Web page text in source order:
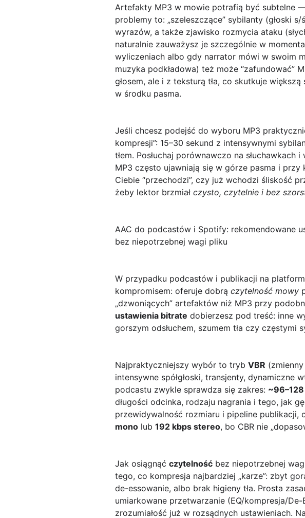
Artefakty MP3 w mowie potrafią być subtelne
problemy to: „szeleszczące” sybilanty (głoski
wyrazów, a także zjawisko rozmycia ataku
naturalnie zauważysz je szczególnie w
wyliczeniach albo gdy narrator mówi w swoim
muzyka podkładowa) też może
głosem, ale i z teksturą tła, co skutkuje
w środku pasma.
Jeśli chcesz podejść do wyboru MP3
kompresji”: 15–30 sekund z intensywnymi
tłem. Posłuchaj porównawczo na
MP3 często ujawniają się w górze pasma i
Ciebie “przechodzi”, czy już wchodzi śliskość
żeby lektor brzmiał czysto, czytelnie i bez
AAC do podcastów i Spotify: rekomendowane
bez niepotrzebnej wagi pliku
W przypadku podcastów i publikacji na
kompromisem: oferuje dobrą czytelność mowy
„dzwoniących” artefaktów niż MP3 przy
ustawienia bitrate dobierzesz pod treść: inne
gorszym odsłuchem, szumem tła czy częstymi
Najpraktyczniejszy wybór to tryb VBR
intensywne spółgłoski, transjenty, dynamiczne
podcastu zwykle sprawdza się zakres:
długości odcinka, rodzaju nagrania i tego, jak
przewidywalność rozmiaru i pipeline
mono lub 192 kbps stereo, bo CBR nie
Jak osiągnąć czytelność bez niepotrzebnej
tego, co kompresja najbardziej „karze”: zbyt
de-essowanie, albo brak higieny tła. Prosta
umiarkowane przetwarzanie (EQ/kompresja/
zrozumiałość już w rozsądnych ustawieniach.